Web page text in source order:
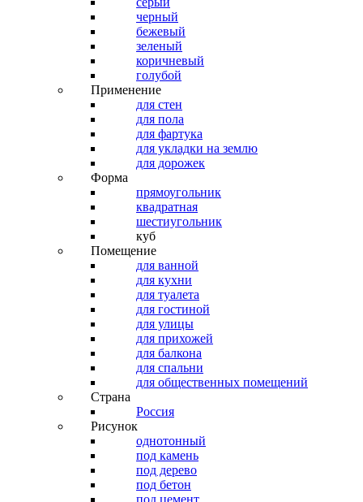
черный
бежевый
зеленый
коричневый
голубой
Применение
для стен
для пола
для фартука
для укладки на землю
для дорожек
Форма
прямоугольник
квадратная
шестиугольник
куб
Помещение
для ванной
для кухни
для туалета
для гостиной
для улицы
для прихожей
для балкона
для спальни
для общественных помещений
Страна
Россия
Рисунок
однотонный
под камень
под дерево
под бетон
под цемент